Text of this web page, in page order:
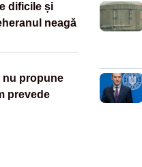
dificile și
neagă
nu propune
prevede